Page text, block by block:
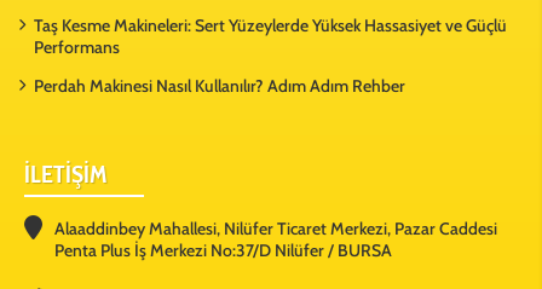
Taş Kesme Makineleri: Sert Yüzeylerde Yüksek Hassasiyet ve Güçlü
Performans
Perdah Makinesi Nasıl Kullanılır? Adım Adım Rehber
İLETİŞİM
Alaaddinbey Mahallesi, Nilüfer Ticaret Merkezi, Pazar Caddesi
Penta Plus İş Merkezi No:37/D Nilüfer / BURSA